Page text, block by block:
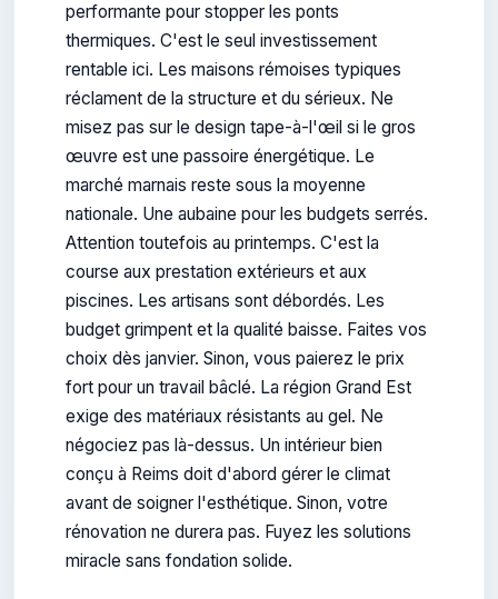
performante pour stopper les ponts
thermiques. C'est le seul investissement
rentable ici. Les maisons rémoises typiques
réclament de la structure et du sérieux. Ne
misez pas sur le design tape-à-l'œil si le gros
œuvre est une passoire énergétique. Le
marché marnais reste sous la moyenne
nationale. Une aubaine pour les budgets serrés.
Attention toutefois au printemps. C'est la
course aux prestation extérieurs et aux
piscines. Les artisans sont débordés. Les
budget grimpent et la qualité baisse. Faites vos
choix dès janvier. Sinon, vous paierez le prix
fort pour un travail bâclé. La région Grand Est
exige des matériaux résistants au gel. Ne
négociez pas là-dessus. Un intérieur bien
conçu à Reims doit d'abord gérer le climat
avant de soigner l'esthétique. Sinon, votre
rénovation ne durera pas. Fuyez les solutions
miracle sans fondation solide.